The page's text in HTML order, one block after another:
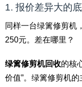
1. 报价差异大的
同样一台绿篱修剪机
250元。差在哪里？
绿篱修剪机回收的核
价值”。绿篱修剪机